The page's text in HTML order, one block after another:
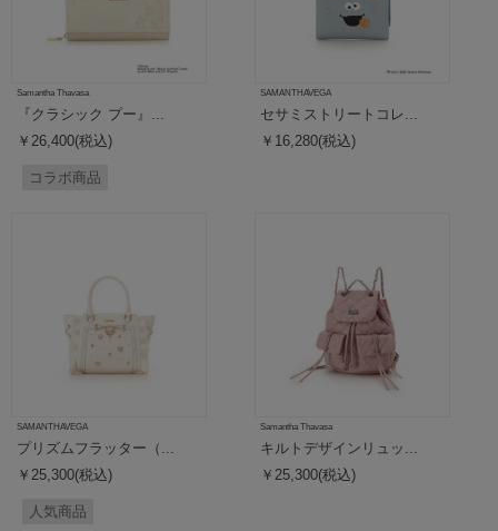
Samantha Thavasa
『クラシック プー』...
￥26,400(税込)
コラボ商品
SAMANTHAVEGA
セサミストリートコレ...
￥16,280(税込)
SAMANTHAVEGA
プリズムフラッター（...
￥25,300(税込)
人気商品
Samantha Thavasa
キルトデザインリュッ...
￥25,300(税込)